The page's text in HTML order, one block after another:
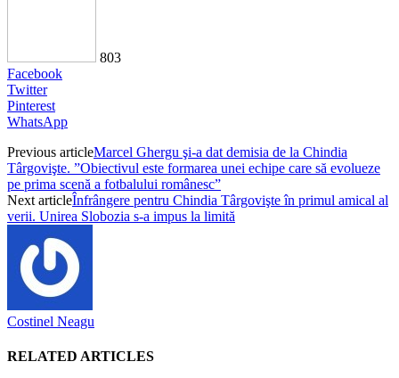
803
Facebook
Twitter
Pinterest
WhatsApp
Previous articleMarcel Ghergu şi-a dat demisia de la Chindia
Târgovişte. ”Obiectivul este formarea unei echipe care să evolueze
pe prima scenă a fotbalului românesc”
Next articleÎnfrângere pentru Chindia Târgovişte în primul amical al
verii. Unirea Slobozia s-a impus la limită
Costinel Neagu
RELATED ARTICLES